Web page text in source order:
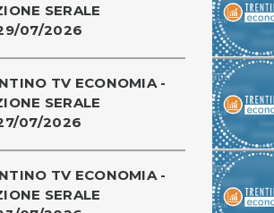
SERALE
07/2026
TV ECONOMIA -
SERALE
07/2026
TV ECONOMIA -
SERALE